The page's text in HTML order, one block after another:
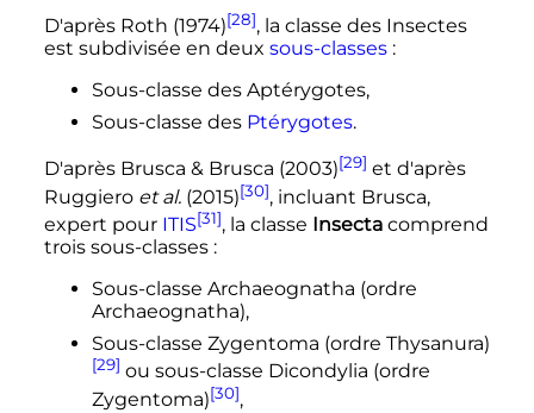
D'après Roth (1974)[28], la classe des Insectes
est subdivisée en deux sous-classes :
Sous-classe des Aptérygotes,
Sous-classe des Ptérygotes.
D'après Brusca & Brusca (2003)[29] et d'après
Ruggiero et al.(2015)[30], incluant Brusca,
expert pour ITIS[31], la classe Insectacomprend
trois sous-classes :
Sous-classe Archaeognatha (ordre
Archaeognatha),
Sous-classe Zygentoma (ordre Thysanura)
[29] ou sous-classe Dicondylia (ordre
Zygentoma)[30],